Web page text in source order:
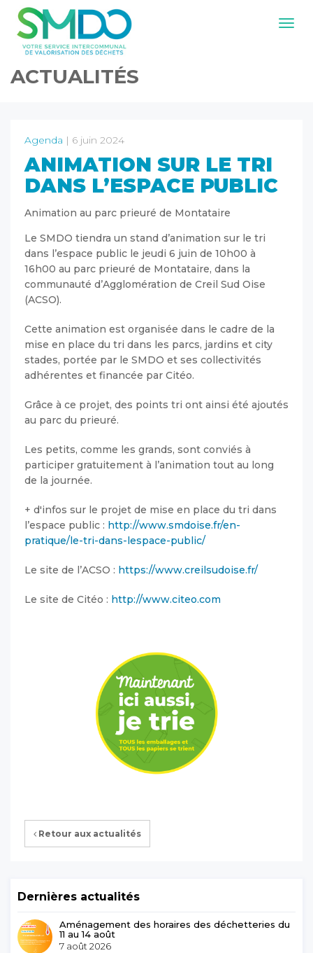
ACTUALITÉS
Agenda | 6 juin 2024
ANIMATION SUR LE TRI
DANS L’ESPACE PUBLIC
Animation au parc prieuré de Montataire
Le SMDO tiendra un stand d’animation sur le tri
dans l’espace public le jeudi 6 juin de 10h00 à
16h00 au parc prieuré de Montataire, dans la
communauté d’Agglomération de Creil Sud Oise
(ACSO).
Cette animation est organisée dans le cadre de la
mise en place du tri dans les parcs, jardins et city
stades, portée par le SMDO et ses collectivités
adhérentes et financée par Citéo.
Grâce à ce projet, des points tri ont ainsi été ajoutés
au parc du prieuré.
Les petits, comme les grands, sont conviés à
participer gratuitement à l’animation tout au long
de la journée.
+ d'infos sur le projet de mise en place du tri dans
l’espace public : http://www.smdoise.fr/en-
pratique/le-tri-dans-lespace-public/
Le site de l’ACSO : https://www.creilsudoise.fr/
Le site de Citéo : http://www.citeo.com
Retour aux actualités
Dernières actualités
Aménagement des horaires des déchetteries du
11 au 14 août
7 août 2026